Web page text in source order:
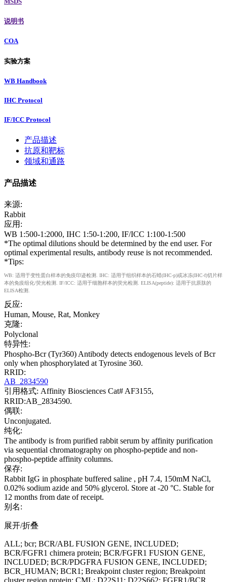
说明书
COA
实验方案
WB Handbook
IHC Protocol
IF/ICC Protocol
产品描述
抗原和靶标
领域和通路
产品描述
来源:
Rabbit
应用:
WB 1:500-1:2000, IHC 1:50-1:200, IF/ICC 1:100-1:500
*The optimal dilutions should be determined by the end user. For
optimal experimental results, antibody reuse is not recommended.
*Tips:
WB: 适用于变性蛋白样本的免疫印迹检测. IHC: 适用于组织样本的石蜡(IHC-p)或冰冻(IHC-f)切片样
本的免疫组化/荧光检测. IF/ICC: 适用于细胞样本的荧光检测. ELISA(peptide): 适用于抗原肽的
ELISA检测.
反应:
Human, Mouse, Rat, Monkey
克隆:
Polyclonal
特异性:
Phospho-Bcr (Tyr360) Antibody detects endogenous levels of Bcr
only when phosphorylated at Tyrosine 360.
RRID:
AB_2834590
引用格式: Affinity Biosciences Cat# AF3155,
RRID:AB_2834590.
偶联:
Unconjugated.
纯化:
The antibody is from purified rabbit serum by affinity purification
via sequential chromatography on phospho-peptide and non-
phospho-peptide affinity columns.
保存:
Rabbit IgG in phosphate buffered saline , pH 7.4, 150mM NaCl,
0.02% sodium azide and 50% glycerol. Store at -20 °C. Stable for
12 months from date of receipt.
别名:
展开/折叠
ALL; bcr; BCR/ABL FUSION GENE, INCLUDED;
BCR/FGFR1 chimera protein; BCR/FGFR1 FUSION GENE,
INCLUDED; BCR/PDGFRA FUSION GENE, INCLUDED;
BCR_HUMAN; BCR1; Breakpoint cluster region; Breakpoint
cluster region protein; CML; D22S11; D22S662; FGFR1/BCR